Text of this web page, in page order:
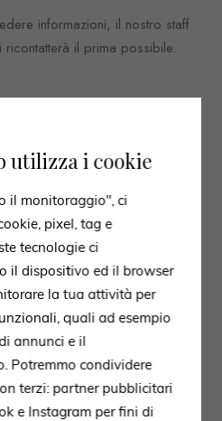
informazioni, il nostro staff
il prima possibile.
utilizza i cookie
il monitoraggio", ci
pixel, tag e
tecnologie ci
il dispositivo ed il browser
la tua attività per
quali ad esempio
annunci e il
Potremmo condividere
terzi: partner pubblicitari
e Instagram per fini di